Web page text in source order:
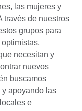
las mujeres y
través de nuestros
grupos para
necesitan y
nuevos
buscamos
y apoyando las
e